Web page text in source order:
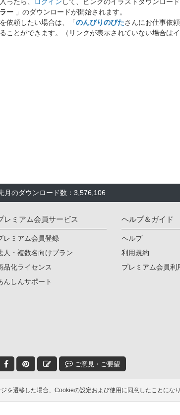
を遷移した場合、Cookieの設定および使用に同意したことに
ー 」のダウンロードが開始されます。
依頼したい場合は、「のんびりのびたさんにお仕事依
ことができます。（リンクが表示されていない場合は
月のダウンロード数：3,576,106
レミアム会員サービス
レミアム会員登録
人・複数名向けプラン
品化ライセンス
んしんサポート
ヘルプ＆ガイド
ヘルプ
利用規約
プレミアム会員利
ご意見・ご要望